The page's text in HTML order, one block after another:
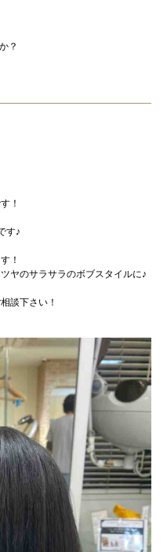
？
！
す♪
！
ヤのサラサラのボブスタイルに♪
談下さい！